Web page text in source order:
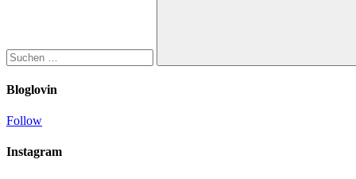
Suchen
Bloglovin
Follow
Instagram